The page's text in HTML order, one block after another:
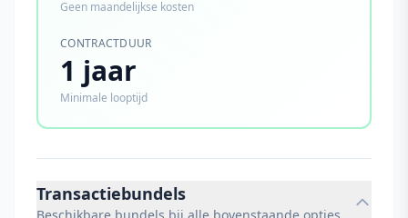
Geen maandelijkse kosten
CONTRACTDUUR
1 jaar
Minimale looptijd
Transactiebundels